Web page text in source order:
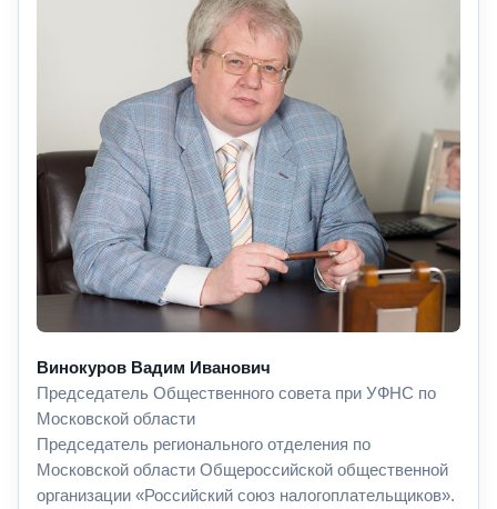
Винокуров Вадим Иванович
Председатель Общественного совета при УФНС по
Московской области
Председатель регионального отделения по
Московской области Общероссийской общественной
организации «Российский союз налогоплательщиков».